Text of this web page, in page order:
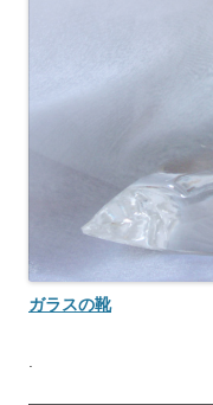
ガラスの靴
.